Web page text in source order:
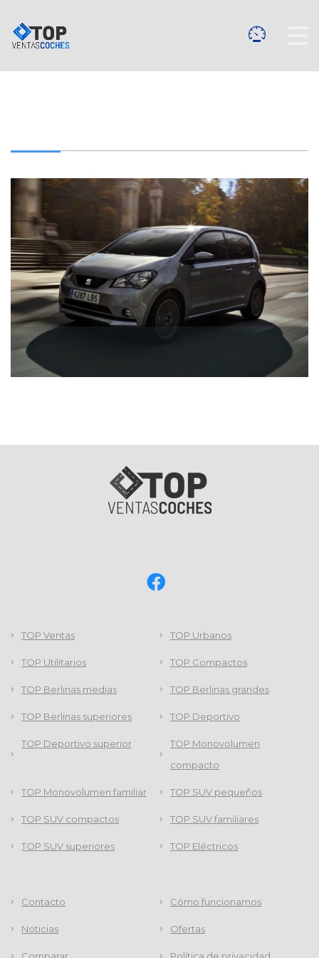
TOP Ventas TOP Urbanos
TOP Utilitarios TOP Compactos
TOP Berlinas medias TOP Berlinas grandes
TOP Berlinas superiores TOP Deportivo
TOP Deportivo superior
TOP Monovolumen
compacto
TOP Monovolumen familiar TOP SUV pequeños
TOP SUV compactos TOP SUV familiares
TOP SUV superiores TOP Eléctricos
Contacto Cómo funcionamos
Noticias Ofertas